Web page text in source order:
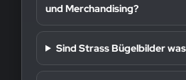
und Merchandising?
Sind Strass Bügelbilder